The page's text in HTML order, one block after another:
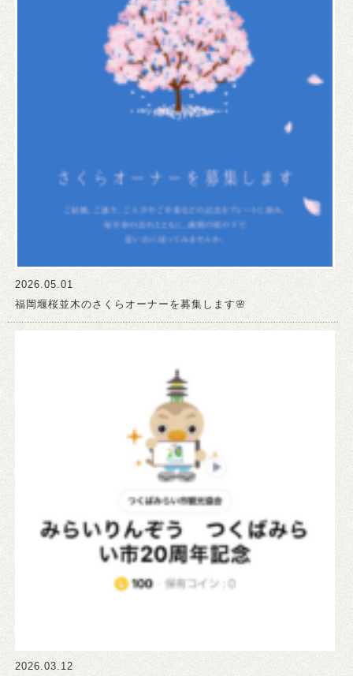
2026.05.01
福岡堰桜並木のさくらオーナーを募集します🌸
2026.03.12